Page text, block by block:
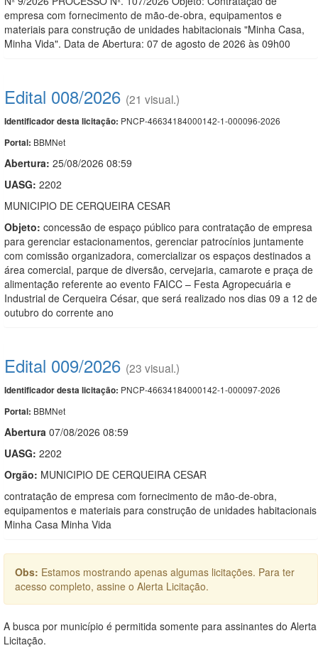
empresa com fornecimento de mão-de-obra, equipamentos e
materiais para construção de unidades habitacionais "Minha Casa,
Minha Vida". Data de Abertura: 07 de agosto de 2026 às 09h00
Edital 008/2026 (21 visual.)
Identificador desta licitação: PNCP-46634184000142-1-000096-2026
Portal: BBMNet
Abertura: 25/08/2026 08:59
UASG: 2202
MUNICIPIO DE CERQUEIRA CESAR
Objeto: concessão de espaço público para contratação de empresa
para gerenciar estacionamentos, gerenciar patrocínios juntamente
com comissão organizadora, comercializar os espaços destinados a
área comercial, parque de diversão, cervejaria, camarote e praça de
alimentação referente ao evento FAICC – Festa Agropecuária e
Industrial de Cerqueira César, que será realizado nos dias 09 a 12 de
outubro do corrente ano
Edital 009/2026 (23 visual.)
Identificador desta licitação: PNCP-46634184000142-1-000097-2026
Portal: BBMNet
Abertura 07/08/2026 08:59
UASG: 2202
Orgão: MUNICIPIO DE CERQUEIRA CESAR
contratação de empresa com fornecimento de mão-de-obra,
equipamentos e materiais para construção de unidades habitacionais
Minha Casa Minha Vida
Obs: Estamos mostrando apenas algumas licitações. Para ter
acesso completo, assine o Alerta Licitação.
A busca por município é permitida somente para assinantes do Alerta
Licitação.